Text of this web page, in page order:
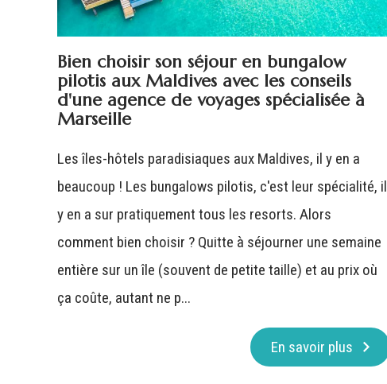
Bien choisir son séjour en bungalow
pilotis aux Maldives avec les conseils
d'une agence de voyages spécialisée à
Marseille
Les îles-hôtels paradisiaques aux Maldives, il y en a
beaucoup ! Les bungalows pilotis, c'est leur spécialité, il
y en a sur pratiquement tous les resorts. Alors
comment bien choisir ? Quitte à séjourner une semaine
entière sur un île (souvent de petite taille) et au prix où
ça coûte, autant ne p...
En savoir plus